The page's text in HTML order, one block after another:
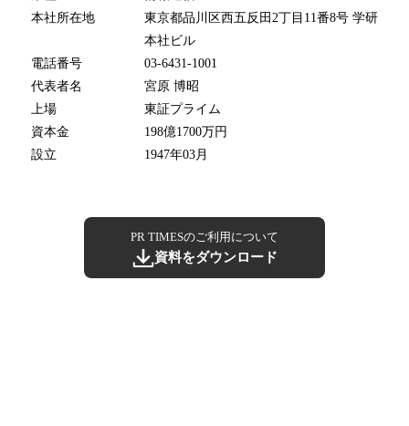
本社所在地
東京都品川区西五反田2丁目11番8号 学研
本社ビル
電話番号
03-6431-1001
代表者名
宮原 博昭
上場
東証プライム
資本金
198億1700万円
設立
1947年03月
PR TIMESのご利用について
資料をダウンロード